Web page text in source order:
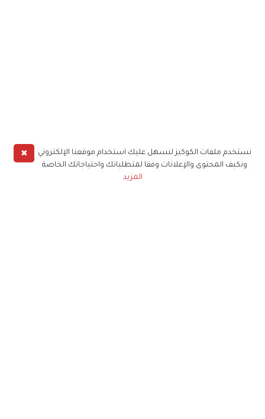
✖
نستخدم ملفات الكوكيز لنسهل عليك استخدام موقعنا الإلكتروني
ونكيف المحتوى والإعلانات وفقا لمتطلباتك واحتياجاتك الخاصة
المزيد